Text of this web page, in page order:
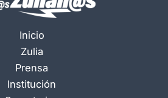
Inicio
Zulia
Prensa
Institución